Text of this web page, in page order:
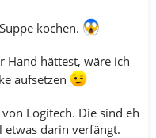
kochen.
Hand hättest, wäre ich
aufsetzen
Logitech. Die sind eh
darin verfängt.